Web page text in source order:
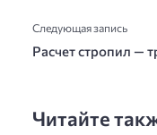
Следующая запись
Расчет стропил —
Читайте